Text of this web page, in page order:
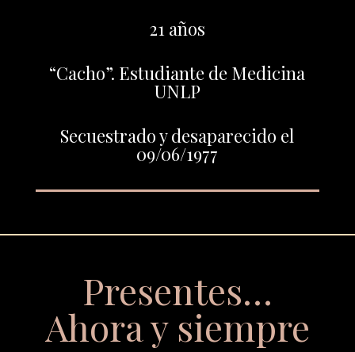
21 años
“Cacho”. Estudiante de Medicina
UNLP
Secuestrado y desaparecido el
09/06/1977
Presentes…
Ahora y siempre